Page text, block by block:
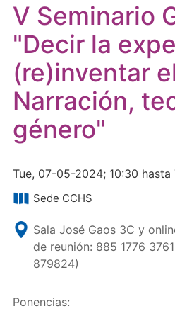
V Seminario
"Decir la
(re)inventar
Narración,
género"
Tue, 07-05-2024; 10:30
Sede CCHS
Sala José Gaos 3C y
de reunión: 885 1776
879824)
Ponencias: